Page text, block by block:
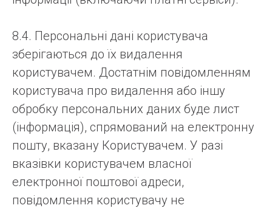
8.4. Персональні дані користувача
зберігаються до їх видалення
користувачем. Достатнім повідомленням
користувача про видалення або іншу
обробку персональних даних буде лист
(інформація), спрямований на електронну
пошту, вказану Користувачем. У разі
вказівки користувачем власної
електронної поштової адреси,
повідомлення користувачу не